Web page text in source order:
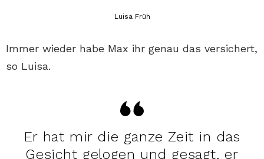
Luisa Früh
Immer wieder habe Max ihr genau das versichert,
so Luisa.
Er hat mir die ganze Zeit in das
Gesicht gelogen und gesagt, er